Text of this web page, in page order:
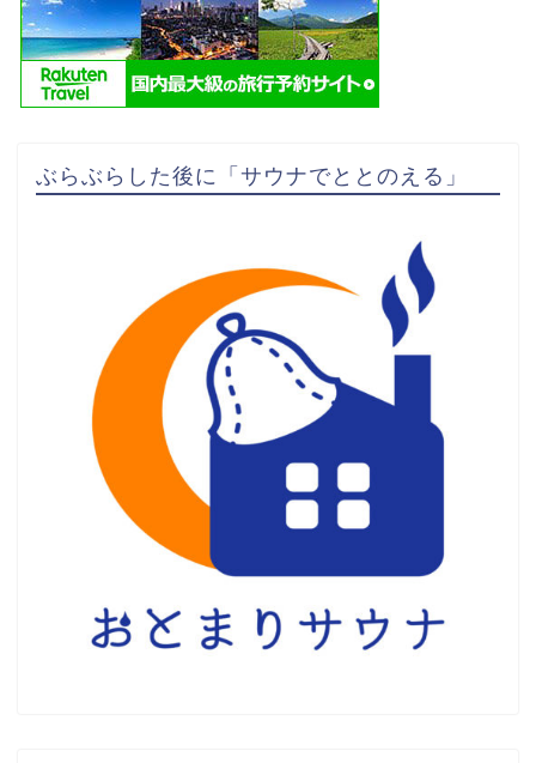
ぶらぶらした後に「サウナでととのえる」